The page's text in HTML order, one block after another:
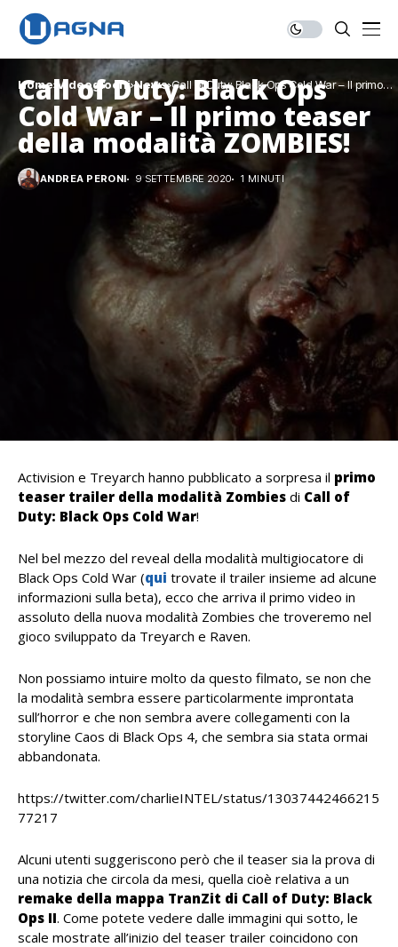
Home Videogiochi News Call of Duty: Black Ops Cold War – Il primo
teaser della modalità ZOMBIES!
Call of Duty: Black Ops
Cold War – Il primo teaser
della modalità ZOMBIES!
ANDREA PERONI 9 SETTEMBRE 2020 1 MINUTI
Activision e Treyarch hanno pubblicato a sorpresa il primo
teaser trailer della modalità Zombies di Call of
Duty: Black Ops Cold War!
Nel bel mezzo del reveal della modalità multigiocatore di
Black Ops Cold War (qui trovate il trailer insieme ad alcune
informazioni sulla beta), ecco che arriva il primo video in
assoluto della nuova modalità Zombies che troveremo nel
gioco sviluppato da Treyarch e Raven.
Non possiamo intuire molto da questo filmato, se non che
la modalità sembra essere particolarmente improntata
sull’horror e che non sembra avere collegamenti con la
storyline Caos di Black Ops 4, che sembra sia stata ormai
abbandonata.
https://twitter.com/charlieINTEL/status/13037442466215
77217
Alcuni utenti suggeriscono però che il teaser sia la prova di
una notizia che circola da mesi, quella cioè relativa a un
remake della mappa TranZit di Call of Duty: Black
Ops II. Come potete vedere dalle immagini qui sotto, le
scale mostrate all’inizio del teaser trailer coincidono con